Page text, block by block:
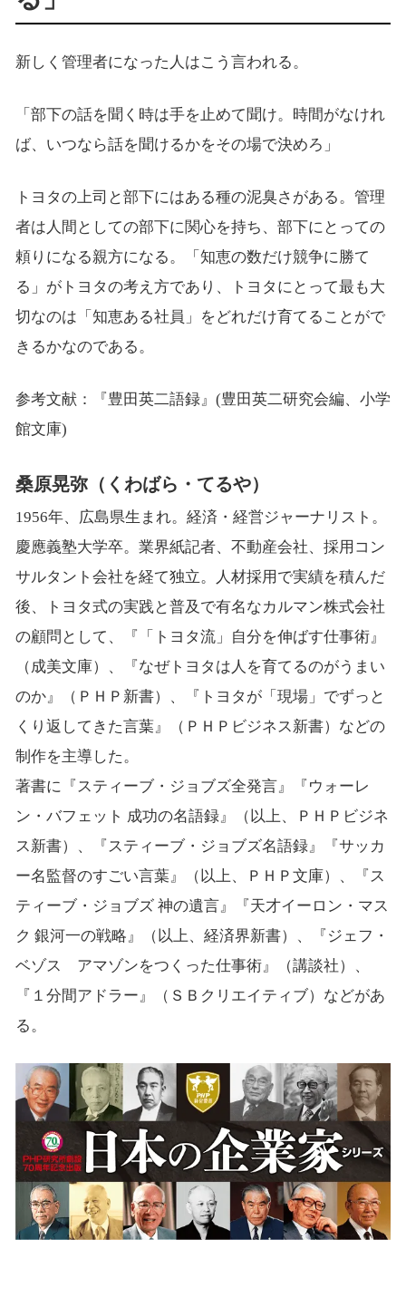
新しく管理者になった人はこう言われる。
「部下の話を聞く時は手を止めて聞け。時間がなけれ
ば、いつなら話を聞けるかをその場で決めろ」
トヨタの上司と部下にはある種の泥臭さがある。管理
者は人間としての部下に関心を持ち、部下にとっての
頼りになる親方になる。「知恵の数だけ競争に勝て
る」がトヨタの考え方であり、トヨタにとって最も大
切なのは「知恵ある社員」をどれだけ育てることがで
きるかなのである。
参考文献：『豊田英二語録』(豊田英二研究会編、小学
館文庫)
桑原晃弥（くわばら・てるや）
1956年、広島県生まれ。経済・経営ジャーナリスト。
慶應義塾大学卒。業界紙記者、不動産会社、採用コン
サルタント会社を経て独立。人材採用で実績を積んだ
後、トヨタ式の実践と普及で有名なカルマン株式会社
の顧問として、『「トヨタ流」自分を伸ばす仕事術』
（成美文庫）、『なぜトヨタは人を育てるのがうまい
のか』（ＰＨＰ新書）、『トヨタが「現場」でずっと
くり返してきた言葉』（ＰＨＰビジネス新書）などの
制作を主導した。
著書に『スティーブ・ジョブズ全発言』『ウォーレ
ン・バフェット 成功の名語録』（以上、ＰＨＰビジネ
ス新書）、『スティーブ・ジョブズ名語録』『サッカ
ー名監督のすごい言葉』（以上、ＰＨＰ文庫）、『ス
ティーブ・ジョブズ 神の遺言』『天才イーロン・マス
ク 銀河一の戦略』（以上、経済界新書）、『ジェフ・
ベゾス アマゾンをつくった仕事術』（講談社）、
『１分間アドラー』（ＳＢクリエイティブ）などがあ
る。